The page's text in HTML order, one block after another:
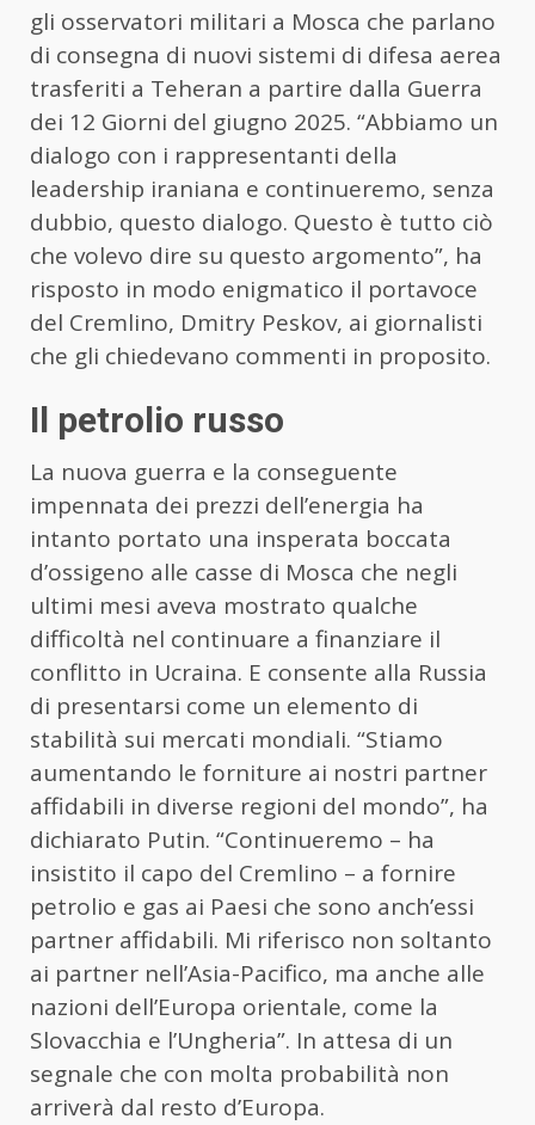
gli osservatori militari a Mosca che parlano
di consegna di nuovi sistemi di difesa aerea
trasferiti a Teheran a partire dalla Guerra
dei 12 Giorni del giugno 2025. “Abbiamo un
dialogo con i rappresentanti della
leadership iraniana e continueremo, senza
dubbio, questo dialogo. Questo è tutto ciò
che volevo dire su questo argomento”, ha
risposto in modo enigmatico il portavoce
del Cremlino, Dmitry Peskov, ai giornalisti
che gli chiedevano commenti in proposito.
Il petrolio russo
La nuova guerra e la conseguente
impennata dei prezzi dell’energia ha
intanto portato una insperata boccata
d’ossigeno alle casse di Mosca che negli
ultimi mesi aveva mostrato qualche
difficoltà nel continuare a finanziare il
conflitto in Ucraina. E consente alla Russia
di presentarsi come un elemento di
stabilità sui mercati mondiali. “Stiamo
aumentando le forniture ai nostri partner
affidabili in diverse regioni del mondo”, ha
dichiarato Putin. “Continueremo – ha
insistito il capo del Cremlino – a fornire
petrolio e gas ai Paesi che sono anch’essi
partner affidabili. Mi riferisco non soltanto
ai partner nell’Asia-Pacifico, ma anche alle
nazioni dell’Europa orientale, come la
Slovacchia e l’Ungheria”. In attesa di un
segnale che con molta probabilità non
arriverà dal resto d’Europa.